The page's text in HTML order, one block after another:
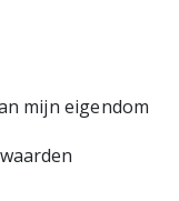
mijn eigendom